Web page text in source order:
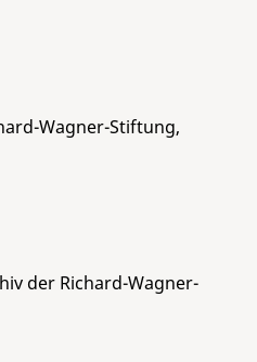
Wagner-Stiftung,
der Richard-Wagner-